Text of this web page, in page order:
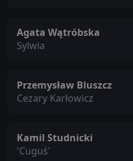
Agata Wątróbska
Sylwia
Przemysław Bluszcz
Cezary Karłowicz
Kamil Studnicki
'Cuguś'